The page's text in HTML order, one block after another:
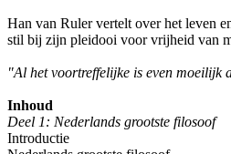
Han van Ruler vertelt over het leven
stil bij zijn pleidooi voor vrijheid van
"Al het voortreffelijke is even moeilijk
Inhoud
Deel 1: Nederlands grootste filosoof
Introductie